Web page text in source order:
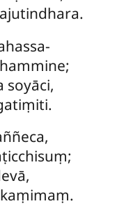
soyāci,